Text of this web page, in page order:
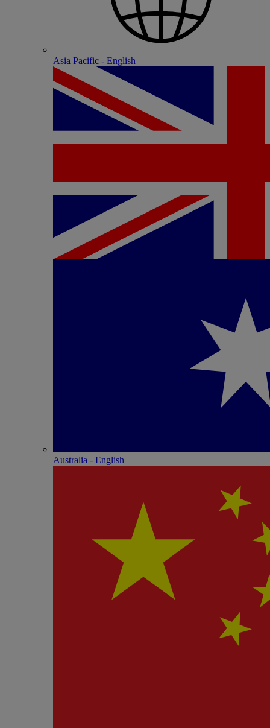
Asia Pacific - English
Australia - English